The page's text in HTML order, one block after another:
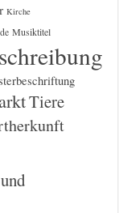
Kirche
Musiktitel
Tiere